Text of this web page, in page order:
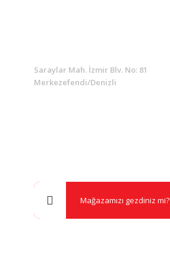
Saraylar Mah. İzmir Blv. No: 81
Merkezefendi/Denizli
Mağazamızı gezdiniz mi?